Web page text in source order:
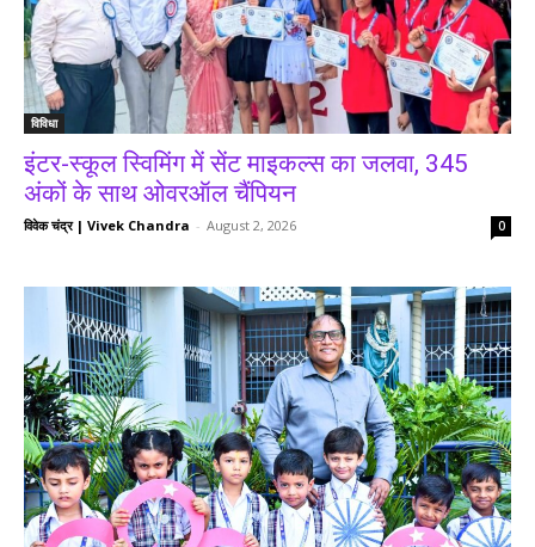
विविधा
इंटर-स्कूल स्विमिंग में सेंट माइकल्स का जलवा, 345
अंकों के साथ ओवरऑल चैंपियन
विवेक चंद्र | Vivek Chandra - August 2, 2026 0